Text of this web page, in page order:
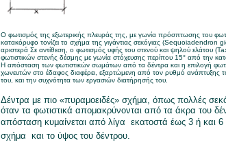
Ο φωτισμός της εξωτερικής πλευράς της, με γωνία πρόσπτωσης του
κατακόρυφο τονίζει το σχήμα της γιγάντιας σεκόγιας (Sequoiadendron
αριστερά Σε αντίθεση, ο φωτισμός υφής του στενού και ψηλού ελάτου (
φωτιστικών στενής δέσμης με γωνία στόχευσης περίπου 15° από την
Η απόσταση των φωτιστικών σωμάτων από τα δέντρα και η επιλογή
χωνευτών στο έδαφος διαφέρει, εξαρτώμενη από τον ρυθμό ανάπτυξης
του, και την συχνότητα των εργασιών διατήρησής του.
Δέντρα με πιο «πυραμοειδές» σχήμα, όπως πολλές
όταν τα φωτιστικά απομακρύνονται από τα άκρα του
απόσταση κυμαίνεται από λίγα εκατοστά έως 3 ή και 6
σχήμα και το ύψος του δέντρου.